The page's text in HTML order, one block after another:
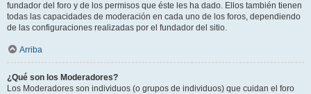
fundador del foro y de los permisos que éste les ha dado. Ellos también tienen
todas las capacidades de moderación en cada uno de los foros, dependiendo
de las configuraciones realizadas por el fundador del sitio.
Arriba
¿Qué son los Moderadores?
Los Moderadores son individuos (o grupos de individuos) que cuidan el foro